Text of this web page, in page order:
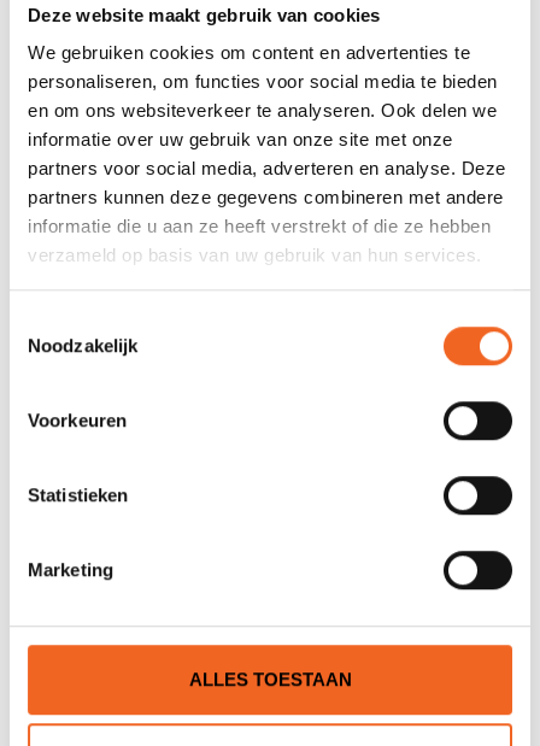
Deze website maakt gebruik van cookies
We gebruiken cookies om content en advertenties te
personaliseren, om functies voor social media te bieden
en om ons websiteverkeer te analyseren. Ook delen we
informatie over uw gebruik van onze site met onze
partners voor social media, adverteren en analyse. Deze
partners kunnen deze gegevens combineren met andere
informatie die u aan ze heeft verstrekt of die ze hebben
verzameld op basis van uw gebruik van hun services.
Noodzakelijk
Voorkeuren
Statistieken
Marketing
ALLES TOESTAAN
Prijon met een roer optie.
REVIEWS
Nog niet gewaardeerd
0 sterren op basis van 0 beoordelingen
GERELATEERDE PRODUCTEN